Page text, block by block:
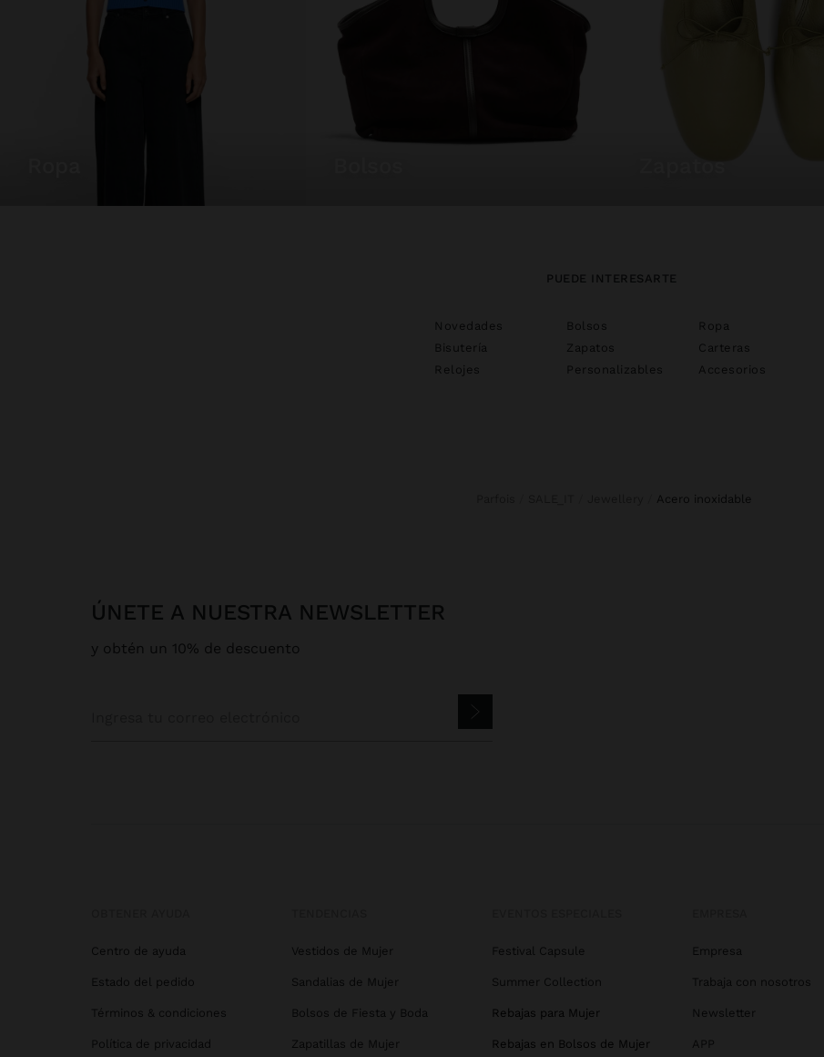
PUEDE INTERESARTE
Novedades Bolsos
Ropa
Bisutería
Zapatos
Carteras
Relojes
Personalizables Accesorios
acero inoxidable
ÚNETE A NUESTRA NEWSLETTER
y obtén un 10% de descuento
Centro de ayuda
Estado del pedido
Términos & condiciones
Política de privacidad
Vestidos de Mujer
Sandalias de Mujer
Bolsos de Fiesta y Boda
Zapatillas de Mujer
Festival Capsule
Summer Collection
Rebajas para Mujer
Rebajas en Bolsos de Mujer
Empresa
Trabaja con nosotros
Newsletter
APP